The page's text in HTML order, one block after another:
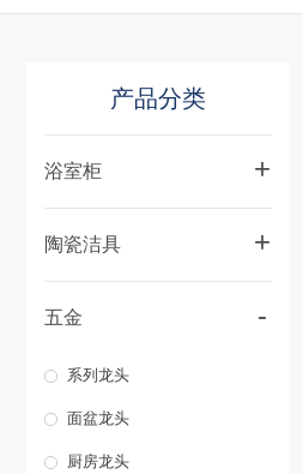
产品分类
浴室柜 +
轻奢不锈钢浴室柜
陶瓷洁具 +
台上盆
台中盆
五金 -
系列龙头
面盆龙头
厨房龙头